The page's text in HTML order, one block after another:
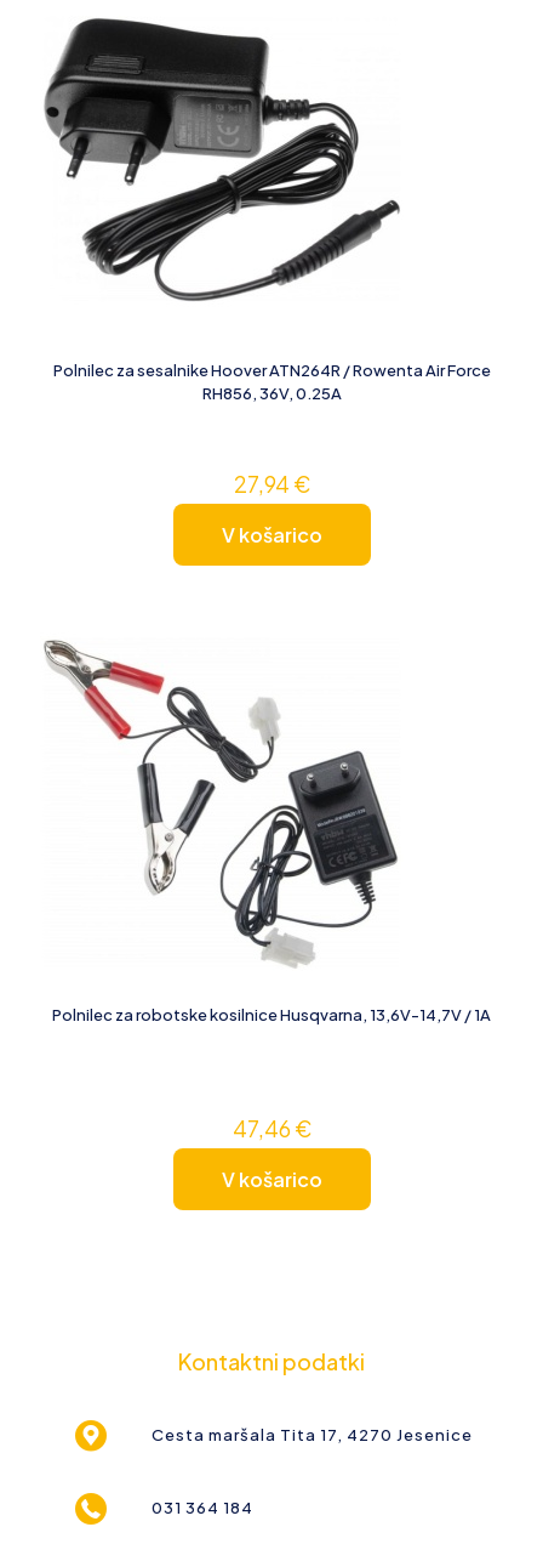
Polnilec za sesalnike Hoover ATN264R / Rowenta Air Force
RH856, 36V, 0.25A
27,94 €
V košarico
Polnilec za robotske kosilnice Husqvarna, 13,6V-14,7V / 1A
47,46€
V košarico
Kontaktni podatki
Cesta maršala Tita 17, 4270 Jesenice
031 364 184